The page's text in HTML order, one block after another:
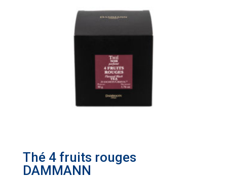
Thé 4 fruits rouges
DAMMANN